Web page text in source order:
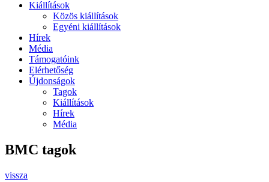
Kiállítások
Közös kiállítások
Egyéni kiállítások
Hírek
Média
Támogatóink
Elérhetőség
Újdonságok
Tagok
Kiállítások
Hírek
Média
BMC tagok
vissza